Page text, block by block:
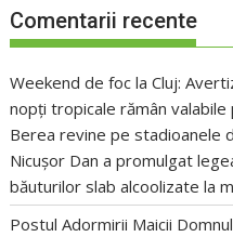
Comentarii recente
Weekend de foc la Cluj:
nopți tropicale rămân valabile
Berea revine pe stadioanele
Nicușor Dan a promulgat
băuturilor slab alcoolizate la
Postul Adormirii Maicii